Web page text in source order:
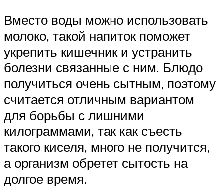
Вместо воды можно использовать
молоко, такой напиток поможет
укрепить кишечник и устранить
болезни связанные с ним. Блюдо
получиться очень сытным, поэтому
считается отличным вариантом
для борьбы с лишними
килограммами, так как съесть
такого киселя, много не получится,
а организм обретет сытость на
долгое время.